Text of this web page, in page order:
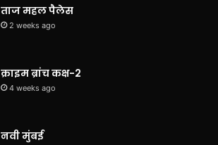
ताज महल पैलेस
2 weeks ago
क्राइम ब्रांच कक्ष-2
4 weeks ago
नवी मुंबई